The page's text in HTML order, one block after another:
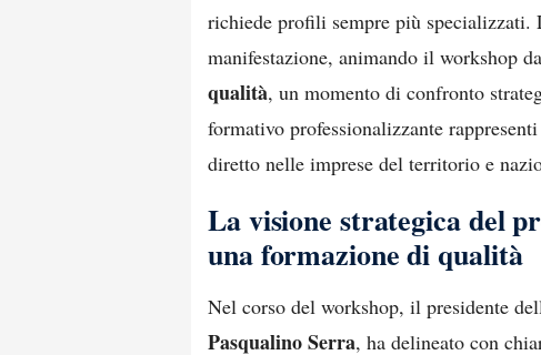
richiede profili sempre più specializzati.
manifestazione, animando il workshop
qualità, un momento di confronto
formativo professionalizzante
diretto nelle imprese del territorio e
La visione strategica del
una formazione di qualità
Nel corso del workshop, il presidente
Pasqualino Serra, ha delineato con